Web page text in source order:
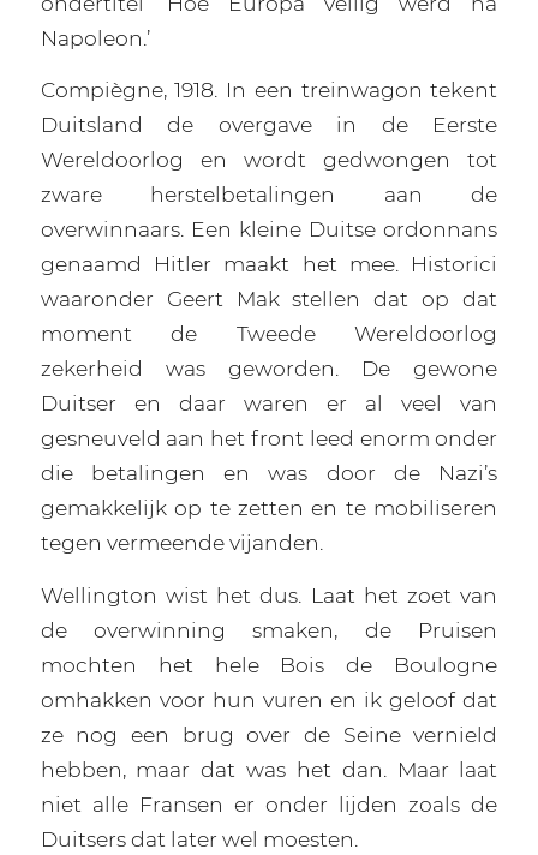
Napoleon.’
Compiègne, 1918. In een treinwagon tekent
Duitsland de overgave in de Eerste
Wereldoorlog en wordt gedwongen tot
zware herstelbetalingen aan de
overwinnaars. Een kleine Duitse ordonnans
genaamd Hitler maakt het mee. Historici
waaronder Geert Mak stellen dat op dat
moment de Tweede Wereldoorlog
zekerheid was geworden. De gewone
Duitser en daar waren er al veel van
gesneuveld aan het front leed enorm onder
die betalingen en was door de Nazi’s
gemakkelijk op te zetten en te mobiliseren
tegen vermeende vijanden.
Wellington wist het dus. Laat het zoet van
de overwinning smaken, de Pruisen
mochten het hele Bois de Boulogne
omhakken voor hun vuren en ik geloof dat
ze nog een brug over de Seine vernield
hebben, maar dat was het dan. Maar laat
niet alle Fransen er onder lijden zoals de
Duitsers dat later wel moesten.